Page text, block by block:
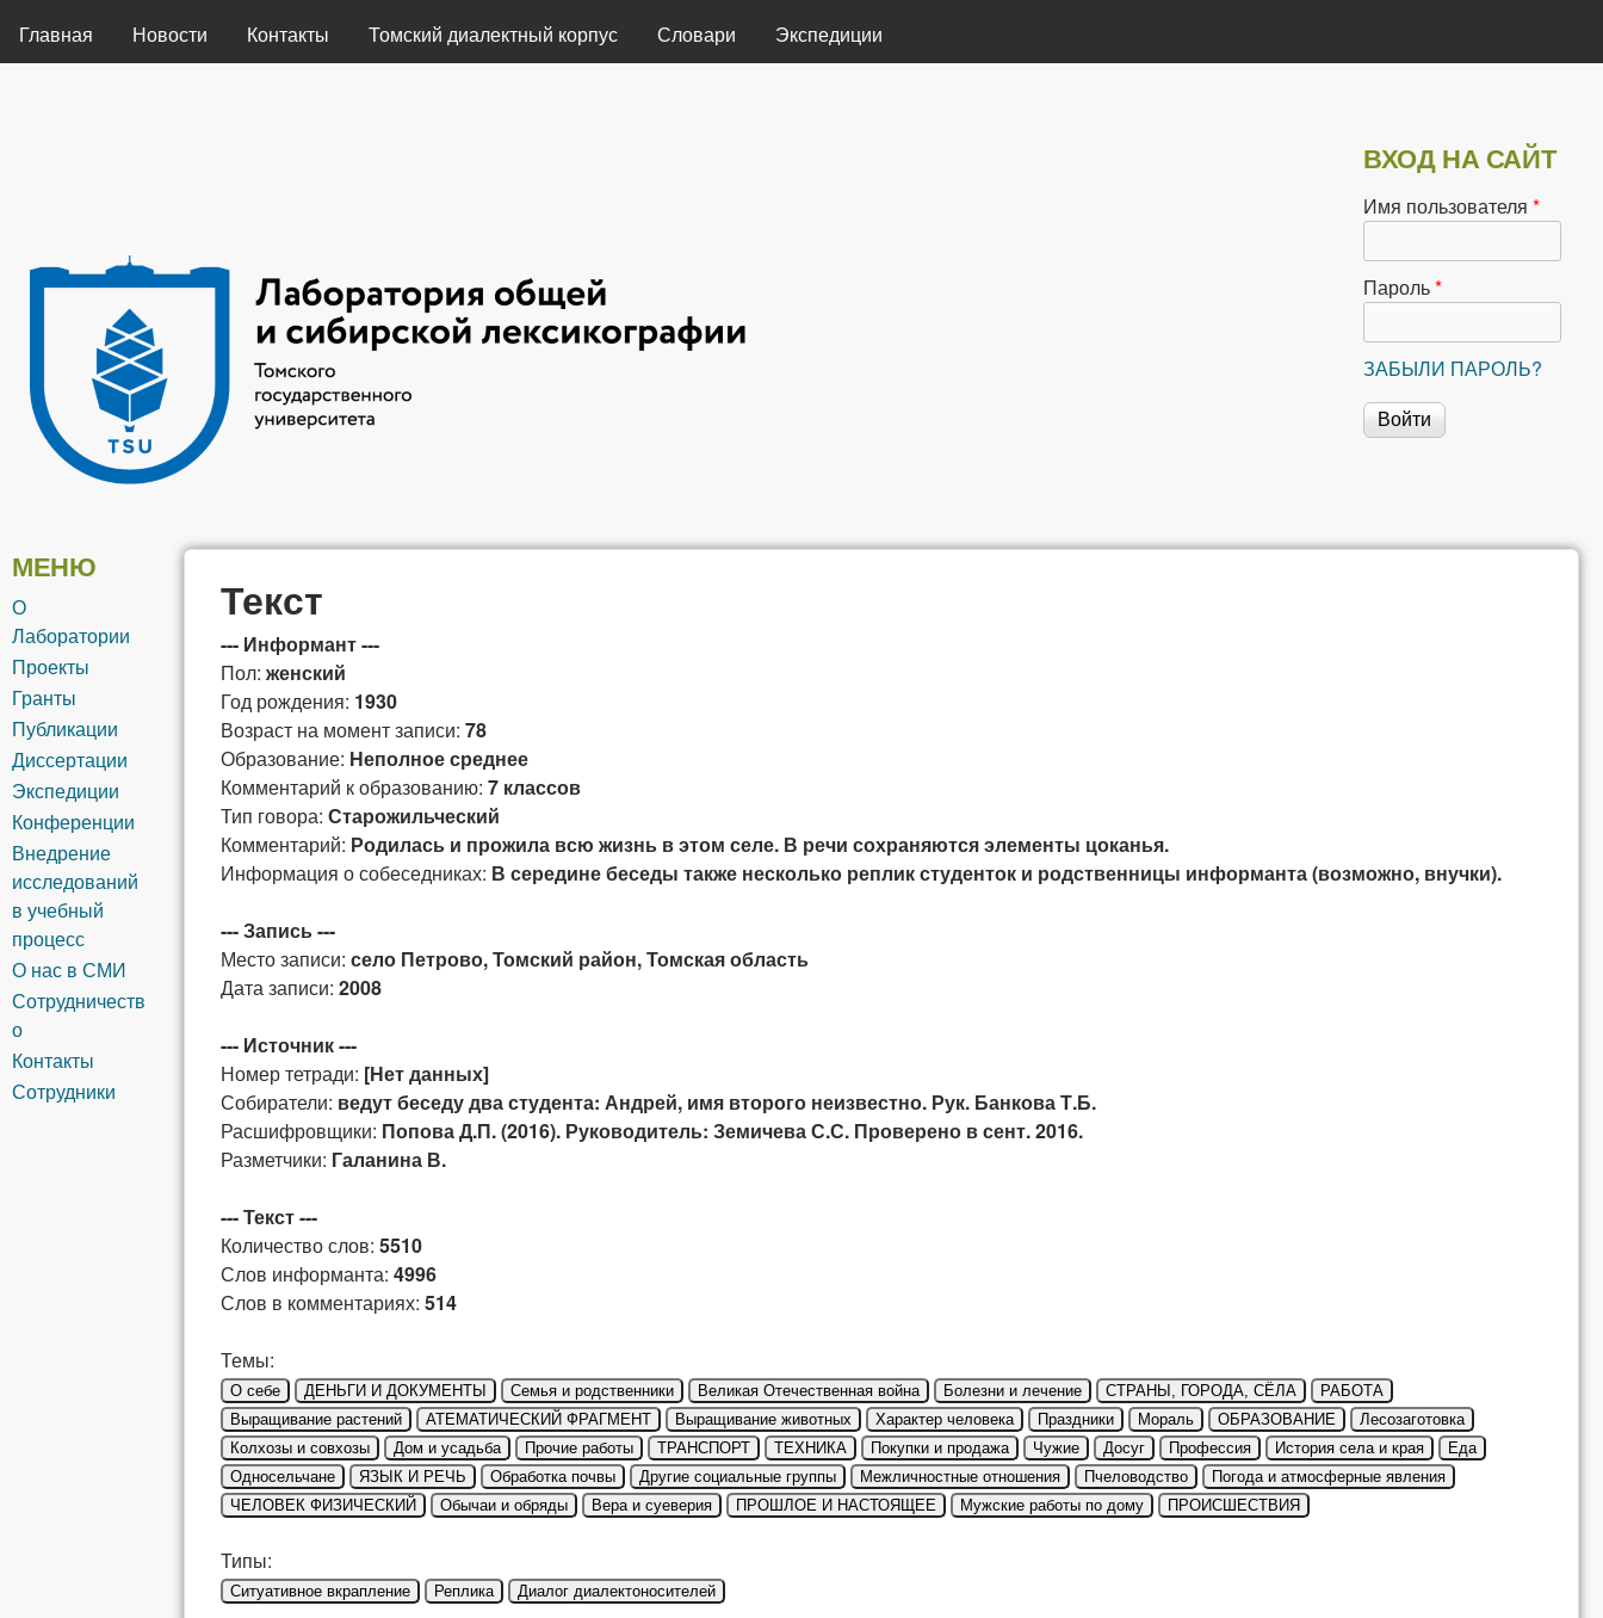
содержанию
ГЛАВНОЕ МЕНЮ
Главная Новости Контакты Томский диалектный корпус Словари Экспедиции
Лаборатория
общей и
сибирской
лексикографии
ВХОД НА САЙТ
Имя пользователя *
Пароль*
ЗАБЫЛИ ПАРОЛЬ?
Текст
--- Информант ---
Пол:женский
Год рождения: 1930
Возраст на момент записи:78
Образование: Неполное среднее
Комментарий к образованию:7 классов
Тип говора:Старожильческий
Комментарий: Родилась и прожила всю жизнь в этом селе. В речи сохраняются элементы цоканья.
Информация о собеседниках: В середине беседы также несколько реплик студенток и родственницы информанта (возможно, внучки).
--- Запись ---
Место записи:село Петрово, Томский район, Томская область
Дата записи:2008
--- Источник ---
Номер тетради: [Нет данных]
Собиратели: ведут беседу два студента: Андрей, имя второго неизвестно. Рук. Банкова Т.Б.
Расшифровщики: Попова Д.П. (2016). Руководитель: Земичева С.С. Проверено в сент. 2016.
Разметчики: Галанина В.
--- Текст ---
Количество слов:5510
Слов информанта:4996
Слов в комментариях:514
Темы:
О себе ДЕНЬГИ И ДОКУМЕНТЫ Семья и родственники Великая Отечественная война Болезни и лечение СТРАНЫ, ГОРОДА, СЁЛА
РАБОТА
Выращивание растений
АТЕМАТИЧЕСКИЙ ФРАГМЕНТ Выращивание животных Характер человека Праздники Мораль ОБРАЗОВАНИЕ
Лесозаготовка
Колхозы и совхозы
Дом и усадьба Прочие работы ТРАНСПОРТ ТЕХНИКА Покупки и продажа Чужие Досуг Профессия История села и края
Еда
Односельчане
ЯЗЫК И РЕЧЬ Обработка почвы Другие социальные группы Межличностные отношения Пчеловодство
Погода и атмосферные явления
ЧЕЛОВЕК ФИЗИЧЕСКИЙ
Обычаи и обряды Вера и суеверия ПРОШЛОЕ И НАСТОЯЩЕЕ Мужские работы по дому ПРОИСШЕСТВИЯ
Типы:
Ситуативное вкрапление Реплика Диалог диалектоносителей
МЕНЮ
О
Лаборатории
Проекты
Гранты
Публикации
Диссертации
Экспедиции
Конференции
Внедрение
исследований
в учебный
процесс
О нас в СМИ
Сотрудничеств
о
Контакты
Сотрудники